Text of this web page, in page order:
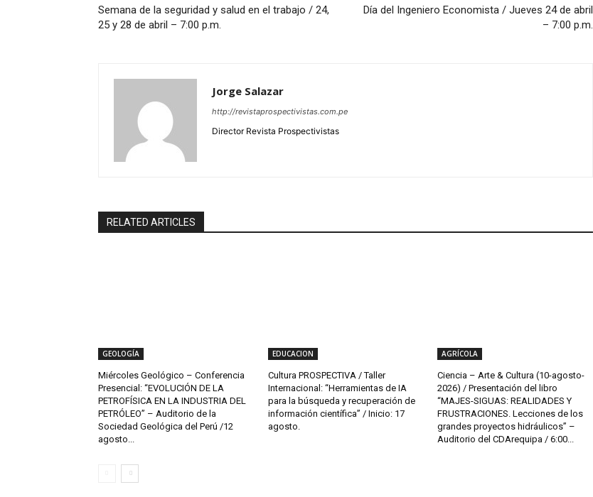
Semana de la seguridad y salud en el trabajo / 24,
25 y 28 de abril – 7:00 p.m.
Día del Ingeniero Economista / Jueves 24 de abril
– 7:00 p.m.
Jorge Salazar
http://revistaprospectivistas.com.pe
Director Revista Prospectivistas
RELATED ARTICLES
GEOLOGÍA
Miércoles Geológico – Conferencia
Presencial: “EVOLUCIÓN DE LA
PETROFÍSICA EN LA INDUSTRIA DEL
PETRÓLEO” – Auditorio de la
Sociedad Geológica del Perú /12
agosto...
EDUCACION
Cultura PROSPECTIVA / Taller
Internacional: “Herramientas de IA
para la búsqueda y recuperación de
información científica” / Inicio: 17
agosto.
AGRÍCOLA
Ciencia – Arte & Cultura (10-agosto-
2026) / Presentación del libro
“MAJES-SIGUAS: REALIDADES Y
FRUSTRACIONES. Lecciones de los
grandes proyectos hidráulicos” –
Auditorio del CDArequipa / 6:00...